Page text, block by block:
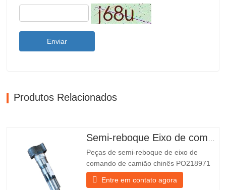
Enviar
Produtos Relacionados
Peças de semi-reboque de eixo de
comando de camião chinês PO218971
mais vendidas para venda
Especificações Produto Peças de
Entre em contato agora